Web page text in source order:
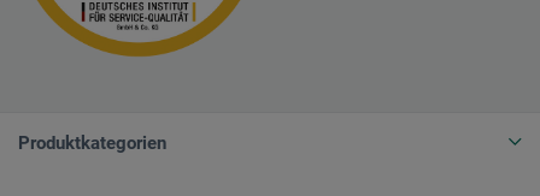
Produktkategorien